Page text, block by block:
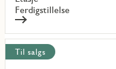
Ferdigstillelse
Til salgs